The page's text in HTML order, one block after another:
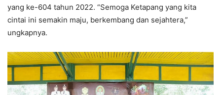
yang ke-604 tahun 2022. “Semoga Ketapang yang kita
cintai ini semakin maju, berkembang dan sejahtera,”
ungkapnya.